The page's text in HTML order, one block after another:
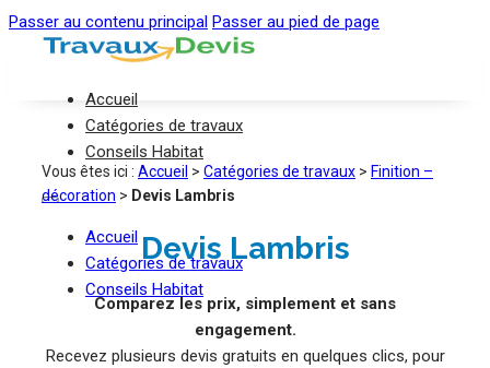
Passer au contenu principal Passer au pied de page
Accueil
Catégories de travaux
Conseils Habitat
Accueil
Catégories de travaux
Conseils Habitat
Vous êtes ici : Accueil > Catégories de travaux > Finition –
décoration > Devis Lambris
Devis Lambris
Comparez les prix, simplement et sans
engagement.
Recevez plusieurs devis gratuits en quelques clics, pour